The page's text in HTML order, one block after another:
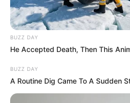
BUZZ DAY
He Accepted Death, Then This
BUZZ DAY
A Routine Dig Came To A Sudden